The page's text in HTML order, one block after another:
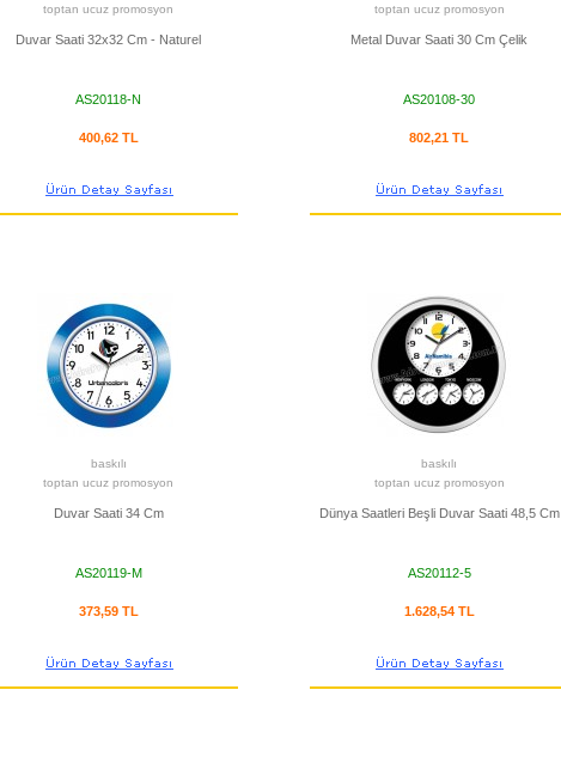
toptan ucuz promosyon
Duvar Saati 32x32 Cm - Naturel
AS20118-N
400,62 TL
toptan ucuz promosyon
Metal Duvar Saati 30 Cm Çelik
AS20108-30
802,21 TL
baskılı
toptan ucuz promosyon
Duvar Saati 34 Cm
AS20119-M
373,59 TL
baskılı
toptan ucuz promosyon
Dünya Saatleri Beşli Duvar Saati 48,5 Cm
AS20112-5
1.628,54 TL